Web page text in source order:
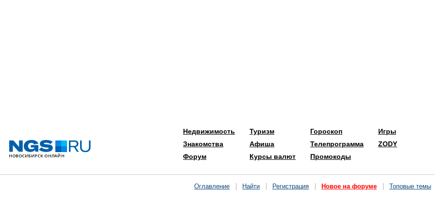
Недвижимость
Знакомства
Форум
Туризм
Афиша
Курсы валют
Гороскоп
Телепрограмма
Промокоды
Игры
ZODY
Оглавление Найти Регистрация Новое на форуме Топовые темы